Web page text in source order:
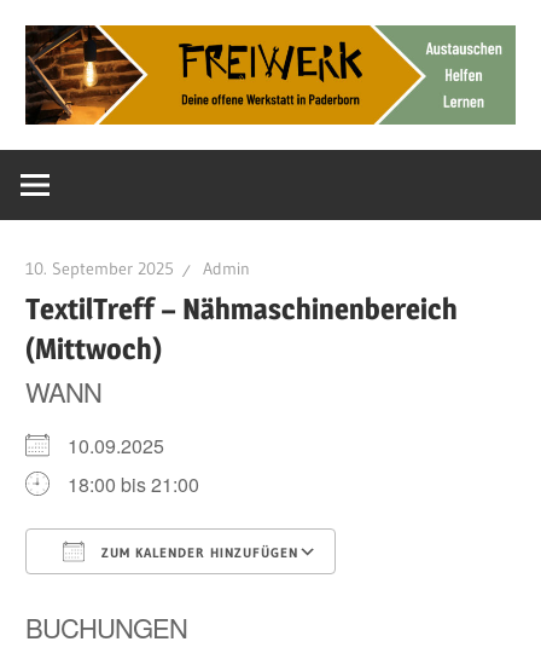
Inhalt
springen
FreiWerk
Paderborn
offene
10. September 2025 Admin
TextilTreff – Nähmaschinenbereich
(Mittwoch)
WANN
10.09.2025
18:00 bis 21:00
ZUM KALENDER HINZUFÜGEN
BUCHUNGEN